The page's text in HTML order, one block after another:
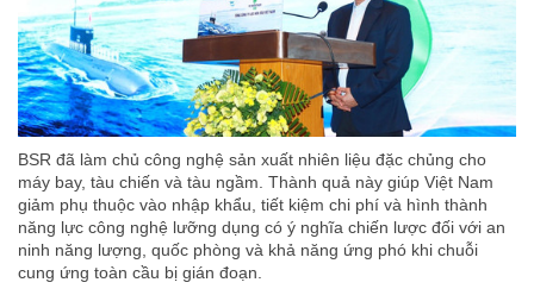
BSR đã làm chủ công nghệ sản xuất nhiên liệu đặc chủng cho
máy bay, tàu chiến và tàu ngầm. Thành quả này giúp Việt Nam
giảm phụ thuộc vào nhập khẩu, tiết kiệm chi phí và hình thành
năng lực công nghệ lưỡng dụng có ý nghĩa chiến lược đối với an
ninh năng lượng, quốc phòng và khả năng ứng phó khi chuỗi
cung ứng toàn cầu bị gián đoạn.